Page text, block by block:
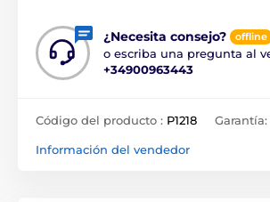
¿Necesita consejo? offline
o escriba una pregunta al
+34900963443
Código del producto : P1218 Garantía:
Información del vendedor